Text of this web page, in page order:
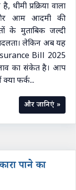
धीमी प्रक्रिया वाला
आम आदमी की
के मुताबिक जल्दी
लेकिन अब यह
Bill 2025
का संकेत है। आप
फर्क...
और जानिएं »
पाने का